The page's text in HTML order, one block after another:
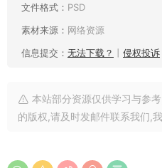
文件格式： PSD
素材来源： 网络资源
信息提交： 无法下载？ 侵权投诉
本站部分资源仅供学习与参
的版权,请及时发邮件联系我们,